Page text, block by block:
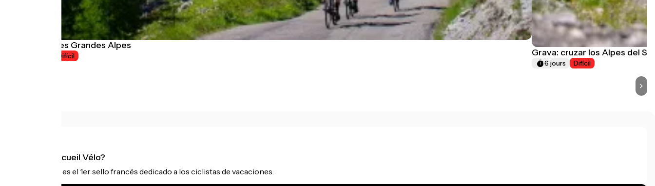
La Route des Grandes Alpes
Difícil Grava: cruzar los Alpes del
6 jours Difícil
¿Qué es Accueil Vélo?
Accueil Vélo es el 1er sello francés dedicado a los ciclistas de vacaciones.